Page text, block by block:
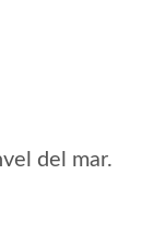
del mar.